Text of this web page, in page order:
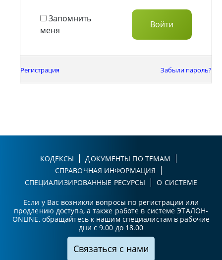
Запомнить
меня
Регистрация Забыли пароль?
КОДЕКСЫ
ДОКУМЕНТЫ ПО ТЕМАМ
СПРАВОЧНАЯ ИНФОРМАЦИЯ
СПЕЦИАЛИЗИРОВАННЫЕ РЕСУРСЫ
О СИСТЕМЕ
Если у Вас возникли вопросы по регистрации или
продлению доступа, а также работе в системе ЭТАЛОН-
ONLINE, обращайтесь к нашим специалистам в рабочие
дни с 9.00 до 18.00
Связаться с нами